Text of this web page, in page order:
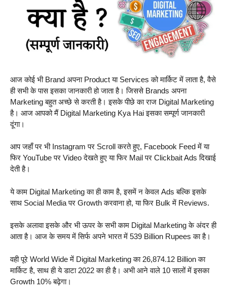
आज कोई भी Brand अपना Product या Services को मार्किट में लाता है, वैसे
ही सभी के पास इसका जानकारी हो जाता है। जिससे Brands अपना
Marketing बहुत अच्छे से करती है। इसके पीछे का राज Digital Marketing
है। आज आपको मैं Digital Marketing Kya Hai इसका सम्पूर्ण जानकारी
दूंगा।
आप जहाँ पर भी Instagram पर Scroll करते हुए, Facebook Feed में या
फिर YouTube पर Video देखते हुए या फिर Mail पर Clickbait Ads दिखाई
देती है।
ये काम Digital Marketing का ही काम है, इसमें न केवल Ads बल्कि इसके
साथ Social Media पर Growth करवाना हो, या फिर Bulk में Reviews.
इसके अलावा इसके और भी ऊपर के सभी काम Digital Marketing के अंदर ही
आता है। आज के समय में सिर्फ अपने भारत में 539 Billion Rupees का है।
वही पूरे World Wide में Digital Marketing का 26,874.12 Billion का
मार्किट है, साथ ही ये डाटा 2022 का ही है। अभी आने वाले 10 सालों में इसका
Growth 10% बढ़ेगा।